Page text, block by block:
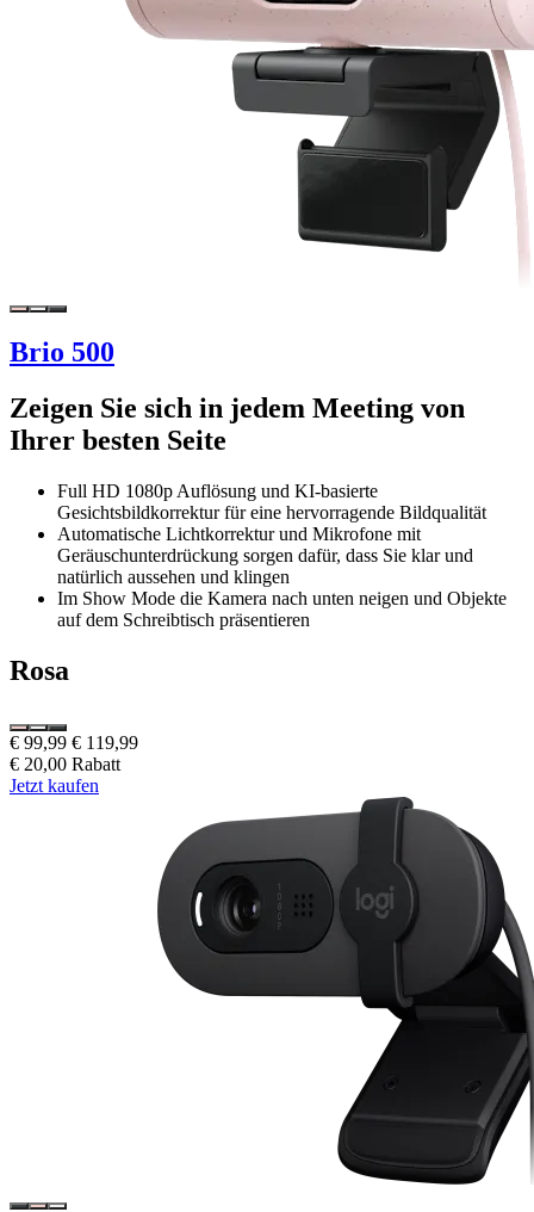
Brio 500
Zeigen Sie sich in jedem Meeting von
Ihrer besten Seite
Full HD 1080p Auflösung und KI-basierte
Gesichtsbildkorrektur für eine hervorragende Bildqualität
Automatische Lichtkorrektur und Mikrofone mit
Geräuschunterdrückung sorgen dafür, dass Sie klar und
natürlich aussehen und klingen
Im Show Mode die Kamera nach unten neigen und Objekte
auf dem Schreibtisch präsentieren
Rosa
€ 99,99 € 119,99
€ 20,00 Rabatt
Jetzt kaufen